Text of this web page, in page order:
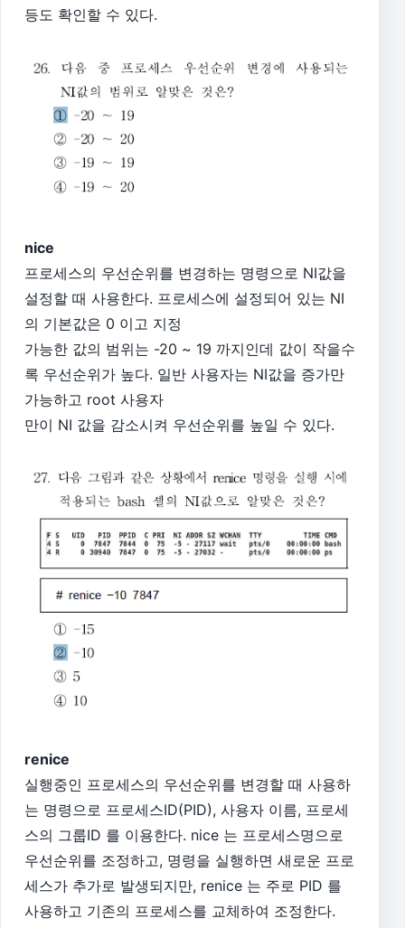
등도 확인할 수 있다.
nice
프로세스의 우선순위를 변경하는 명령으로 NI값을
설정할 때 사용한다. 프로세스에 설정되어 있는 NI
의 기본값은 0 이고 지정
가능한 값의 범위는 -20 ~ 19 까지인데 값이 작을수
록 우선순위가 높다. 일반 사용자는 NI값을 증가만
가능하고 root 사용자
만이 NI 값을 감소시켜 우선순위를 높일 수 있다.
renice
실행중인 프로세스의 우선순위를 변경할 때 사용하
는 명령으로 프로세스ID(PID), 사용자 이름, 프로세
스의 그룹ID 를 이용한다. nice 는 프로세스명으로
우선순위를 조정하고, 명령을 실행하면 새로운 프로
세스가 추가로 발생되지만, renice 는 주로 PID 를
사용하고 기존의 프로세스를 교체하여 조정한다.